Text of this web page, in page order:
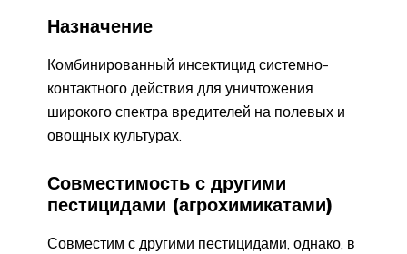
Назначение
Комбинированный инсектицид системно-
контактного действия для уничтожения
широкого спектра вредителей на полевых и
овощных культурах.
Совместимость с другими
пестицидами (агрохимикатами)
Совместим с другими пестицидами, однако, в